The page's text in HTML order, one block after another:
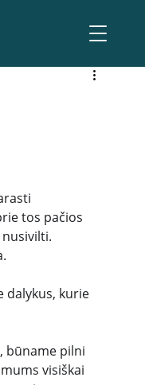
tos pačios
dalykus, kurie
būname pilni
visiškai